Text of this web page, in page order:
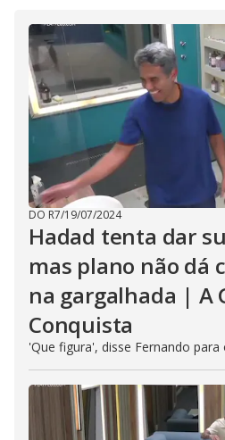
DO R7/19/07/2024
Hadad tenta dar
mas plano não dá
na gargalhada | A
Conquista
'Que figura', disse Fernando para